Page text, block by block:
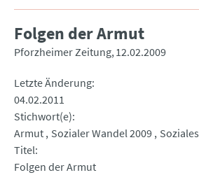
Folgen der Armut
Pforzheimer Zeitung 12.02.2009
Letzte Änderung
04.02.2011
Stichwort(e)
Armut Sozialer Wandel 2009 Soziales
Titel
Folgen der Armut